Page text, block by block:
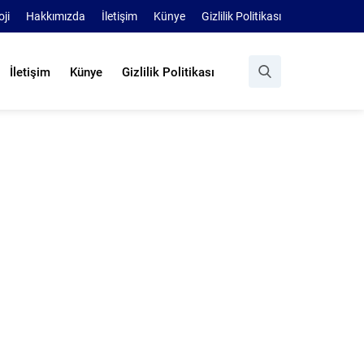
Hakkımızda İletişim Künye Gizlilik Politikası
İletişim Künye Gizlilik Politikası